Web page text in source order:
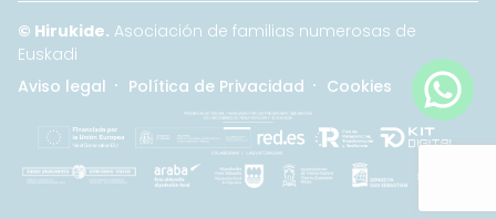
© Hirukide. Asociación de familias numerosas de
Euskadi
Aviso legal
Política de Privacidad Cookies